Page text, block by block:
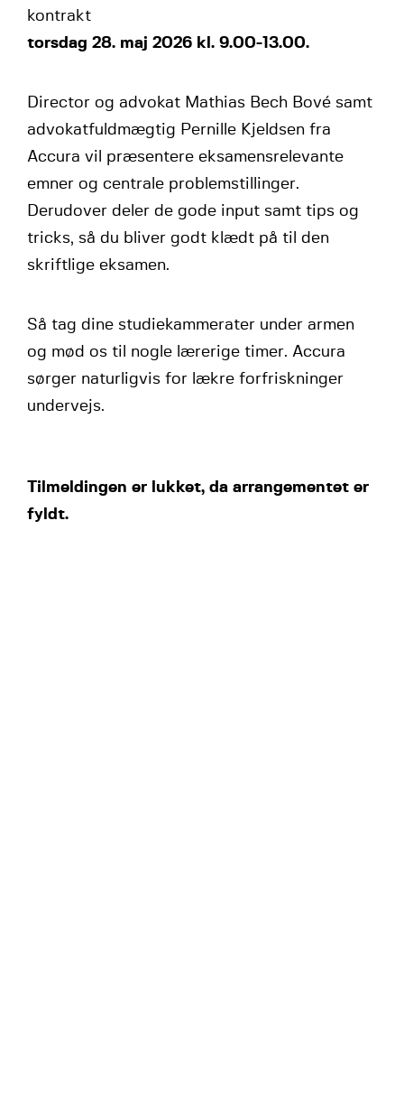
kontrakt
torsdag 28. maj 2026 kl. 9.00-13.00.
Director og advokat Mathias Bech Bové samt
advokatfuldmægtig Pernille Kjeldsen fra
Accura vil præsentere eksamensrelevante
emner og centrale problemstillinger.
Derudover deler de gode input samt tips og
tricks, så du bliver godt klædt på til den
skriftlige eksamen.
Så tag dine studiekammerater under armen
og mød os til nogle lærerige timer. Accura
sørger naturligvis for lækre forfriskninger
undervejs.
Tilmeldingen er lukket, da arrangementet er
fyldt.